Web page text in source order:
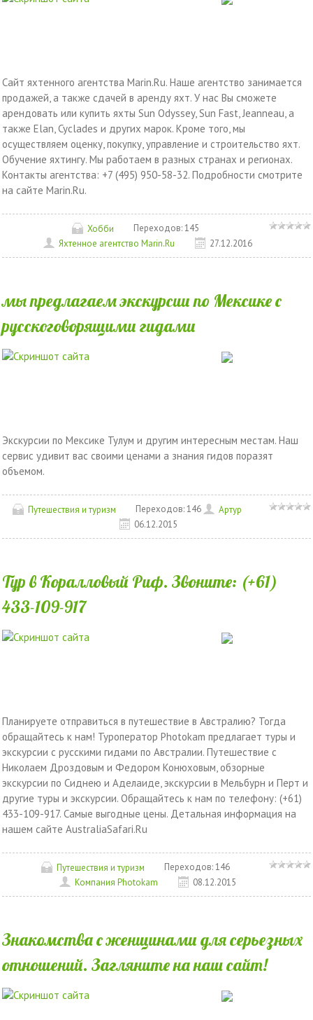
Сайт яхтенного агентства Marin.Ru. Наше агентство занимается
продажей, а также сдачей в аренду яхт. У нас Вы сможете
арендовать или купить яхты Sun Odyssey, Sun Fast, Jeanneau, а
также Elan, Cyclades и других марок. Кроме того, мы
осуществляем оценку, покупку, управление и строительство яхт.
Обучение яхтингу. Мы работаем в разных странах и регионах.
Контакты агентства: +7 (495) 950-58-32. Подробности смотрите
на сайте Marin.Ru.
Хобби Переходов:145
Яхтенное агентство Marin.Ru
27.12.2016
мы предлагаем экскурсии по Мексике с
русскоговорящими гидами
Экскурсии по Мексике Тулум и другим интересным местам. Наш
сервис удивит вас своими ценами а знания гидов поразят
объемом.
Путешествия и туризм Переходов: 146
Артур
06.12.2015
Тур в Коралловый Риф. Звоните: (+61)
433-109-917
Планируете отправиться в путешествие в Австралию? Тогда
обращайтесь к нам! Туроператор Photokam предлагает туры и
экскурсии с русскими гидами по Австралии. Путешествие с
Николаем Дроздовым и Федором Конюховым, обзорные
экскурсии по Сиднею и Аделаиде, экскурсии в Мельбурн и Перт и
другие туры и экскурсии. Обращайтесь к нам по телефону: (+61)
433-109-917. Самые выгодные цены. Детальная информация на
нашем сайте AustraliaSafari.Ru
Путешествия и туризм Переходов:146
Компания Photokam
08.12.2015
Знакомства с женщинами для серьезных
отношений. Загляните на наш сайт!